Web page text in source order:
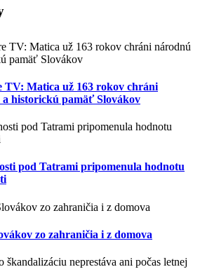
TV: Matica už 163 rokov chráni
historickú pamäť Slovákov
pod Tatrami pripomenula hodnotu
zo zahraničia i z domova